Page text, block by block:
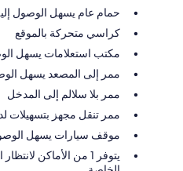
حمام عام يسهل الوصول
كراسي متحركة بالموقع
مكتب استعلامات يسهل
ممر إلى المصعد يسهل
ممر بلا سلالم إلى المدخل
ممر تنقل مجهز بتسهيلات
موقف سيارات يسهل
يتوفر 1 من الأماكن